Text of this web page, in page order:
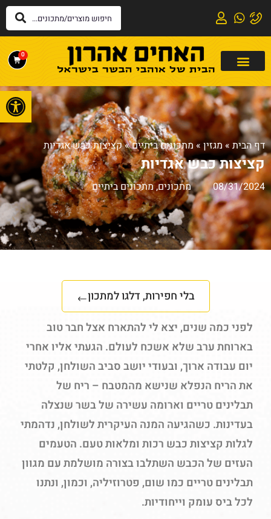
0
דף הבית»מגזין» מתכונים ביתיים»קציצות כבש אגדיות
קציצות כבש אגדיות
08/31/2024 מתכונים,מתכונים ביתיים
בלי חפירות, דלגו למתכון
לפני כמה שנים, יצא לי להתארח אצל חבר טוב
בארוחת ערב שלא אשכח לעולם. הגעתי אליו אחרי
יום עבודה ארוך, ובעודי יושב סביב השולחן, קלטתי
את הריח הנפלא שנישא מהמטבח – ריח של
תבלינים טריים וארומה עשירה של בשר שנצלה
בעדינות. כשהגיעה המנה העיקרית לשולחן, נדהמתי
לגלות קציצות כבש רכות ומלאות טעם. הטעמים
העזים של הכבש השתלבו בצורה מושלמת עם מגוון
תבלינים טריים כמו שום, פטרוזיליה, וכמון, ונתנו
לכל ביס עומק וייחודיות.